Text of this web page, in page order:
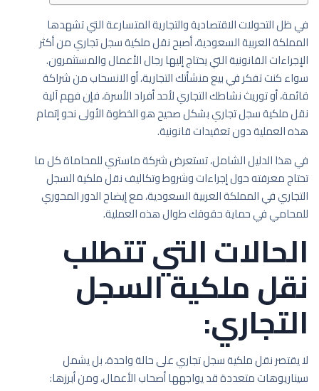
في ظل التحولات الاقتصادية والتجارية المتسارعة التي تشهدها
المملكة العربية السعودية، أصبح نقل ملكية سجل تجاري من أكثر
الإجراءات القانونية التي يحتاج إليها رجال الأعمال والمستثمرون.
سواء كنت تفكر في بيع منشأتك التجارية، أو الانسحاب من شراكة
قائمة، أو توريث نشاطك التجاري لأحد أفراد الأسرة، فإن فهم آلية
نقل ملكية سجل تجاري بشكل صحيح هو الخطوة الأولى نحو إتمام
هذه العملية دون تعقيدات قانونية.
في هذا الدليل الشامل، تستعرض شركة ماستري للمحاماة كل ما
تحتاج معرفته حول إجراءات وشروط وتكاليف نقل ملكية السجل
التجاري في المملكة العربية السعودية، مع إيضاح الدور المحوري
للمحامي في حماية حقوقك طوال هذه العملية.
الحالات التي تتطلب
نقل ملكية السجل
التجاري:
لا يقتصر نقل ملكية سجل تجاري على حالة واحدة، بل يشمل
سيناريوهات متعددة قد يواجهها أصحاب الأعمال، ومن أبرزها: